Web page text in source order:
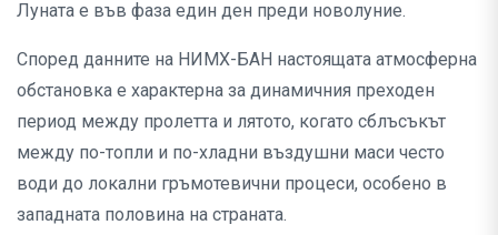
Луната е във фаза един ден преди новолуние.
Според данните на НИМХ-БАН настоящата атмосферна
обстановка е характерна за динамичния преходен
период между пролетта и лятото, когато сблъсъкът
между по-топли и по-хладни въздушни маси често
води до локални гръмотевични процеси, особено в
западната половина на страната.